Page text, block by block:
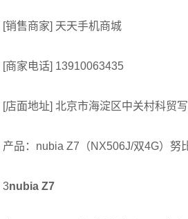
[销售商家] 天天手机商城
[商家电话] 13910063435
[店面地址] 北京市海淀区中关村科贸
产品：nubia Z7（NX506J/双4G）努
3nubia Z7